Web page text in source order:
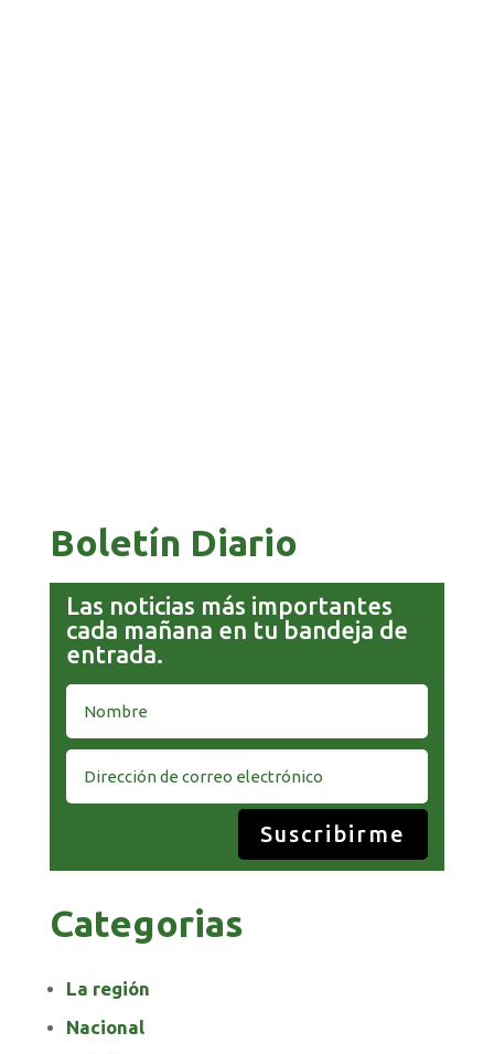
Boletín Diario
Las noticias más importantes
cada mañana en tu bandeja de
entrada.
Suscribirme
Categorias
La región
Nacional